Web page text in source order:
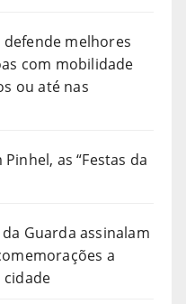
defende melhores
com mobilidade
ou até nas
as “Festas da
Guarda assinalam
a